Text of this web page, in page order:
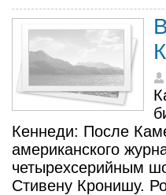
Кеннеди: После
американского
четырехсерийным
Стивену Кронишу.